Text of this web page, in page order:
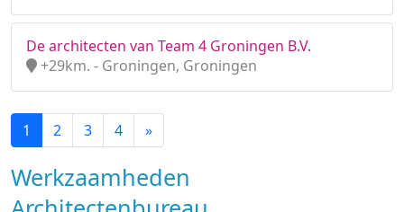
De architecten van Team 4 Groningen B.V.
+29km. - Groningen, Groningen
1 2 3 4 »
Werkzaamheden